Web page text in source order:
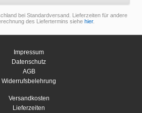
bei Standardversand. Lieferzeiten für andere
des Liefertermins siehe hier.
Impressum
Datenschutz
AGB
Widerrufsbelehrung
Versandkosten
Lieferzeiten